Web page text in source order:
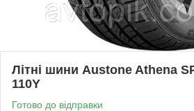
Літні шини Austone Athena
110Y
Готово до відправки